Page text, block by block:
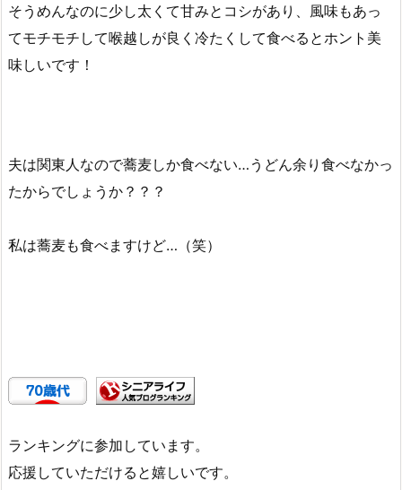
そうめんなのに少し太くて甘みとコシがあり、風味もあっ
てモチモチして喉越しが良く冷たくして食べるとホント美
味しいです！
夫は関東人なので蕎麦しか食べない…うどん余り食べなかっ
たからでしょうか？？？
私は蕎麦も食べますけど…（笑）
ランキングに参加しています。
応援していただけると嬉しいです。